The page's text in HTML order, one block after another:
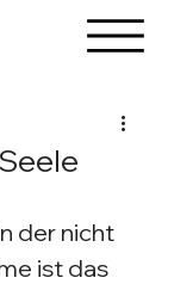
der nicht
ist das